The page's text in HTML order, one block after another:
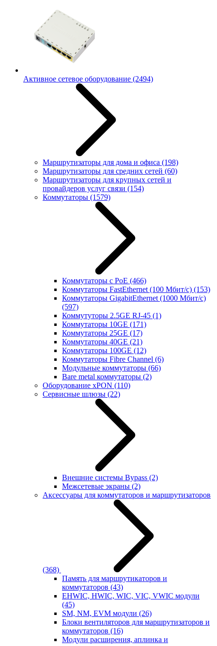
Активное сетевое оборудование (2494)
Маршрутизаторы для дома и офиса (198)
Маршрутизаторы для средних сетей (60)
Маршрутизаторы для крупных сетей и
провайдеров услуг связи (154)
Коммутаторы (1579)
Коммутаторы с PoE (466)
Коммутаторы FastEthernet (100 Мбит/с) (153)
Коммутаторы GigabitEthernet (1000 Мбит/с)
(597)
Коммутуторы 2.5GE RJ-45 (1)
Коммутаторы 10GE (171)
Коммутаторы 25GE (17)
Коммутаторы 40GE (21)
Коммутаторы 100GE (12)
Коммутаторы Fibre Channel (6)
Модульные коммутаторы (66)
Bare metal коммутаторы (2)
Оборудование xPON (110)
Сервисные шлюзы (22)
Внешние системы Bypass (2)
Межсетевые экраны (2)
Аксессуары для коммутаторов и маршрутизаторов
(368)
Память для маршрутикаторов и
коммутаторов (43)
EHWIC, HWIC, WIC, VIC, VWIC модули
(45)
SM, NM, EVM модули (26)
Блоки вентиляторов для маршрутизаторов и
коммутаторов (16)
Модули расширения, аплинка и